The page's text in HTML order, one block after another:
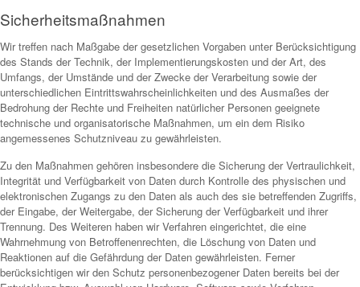
Sicherheitsmaßnahmen
Wir treffen nach Maßgabe der gesetzlichen Vorgaben unter Berücksichtigung
des Stands der Technik, der Implementierungskosten und der Art, des
Umfangs, der Umstände und der Zwecke der Verarbeitung sowie der
unterschiedlichen Eintrittswahrscheinlichkeiten und des Ausmaßes der
Bedrohung der Rechte und Freiheiten natürlicher Personen geeignete
technische und organisatorische Maßnahmen, um ein dem Risiko
angemessenes Schutzniveau zu gewährleisten.
Zu den Maßnahmen gehören insbesondere die Sicherung der Vertraulichkeit,
Integrität und Verfügbarkeit von Daten durch Kontrolle des physischen und
elektronischen Zugangs zu den Daten als auch des sie betreffenden Zugriffs,
der Eingabe, der Weitergabe, der Sicherung der Verfügbarkeit und ihrer
Trennung. Des Weiteren haben wir Verfahren eingerichtet, die eine
Wahrnehmung von Betroffenenrechten, die Löschung von Daten und
Reaktionen auf die Gefährdung der Daten gewährleisten. Ferner
berücksichtigen wir den Schutz personenbezogener Daten bereits bei der